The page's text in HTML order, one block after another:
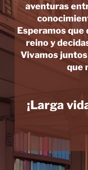
aventuras
Esperamos
reino y
Vivamos
que
¡Larga